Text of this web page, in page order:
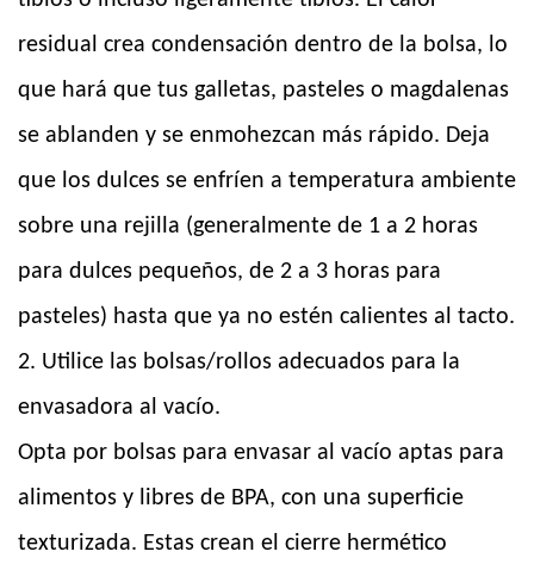
residual crea condensación dentro de la bolsa, lo
que hará que tus galletas, pasteles o magdalenas
se ablanden y se enmohezcan más rápido. Deja
que los dulces se enfríen a temperatura ambiente
sobre una rejilla (generalmente de 1 a 2 horas
para dulces pequeños, de 2 a 3 horas para
pasteles) hasta que ya no estén calientes al tacto.
2. Utilice las bolsas/rollos adecuados para la
envasadora al vacío.
Opta por bolsas para envasar al vacío aptas para
alimentos y libres de BPA, con una superficie
texturizada. Estas crean el cierre hermético